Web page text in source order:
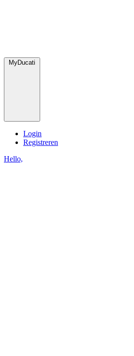
MyDucati
Login
Registreren
Hello,